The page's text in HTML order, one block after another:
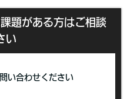
題がある方はご相談
い
い合わせください